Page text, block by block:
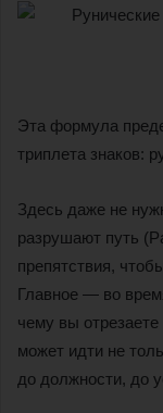
Эта формула
триплета знаков:
Здесь даже не
разрушают путь
препятствия,
Главное — во
чему вы
может идти не
до должности, до